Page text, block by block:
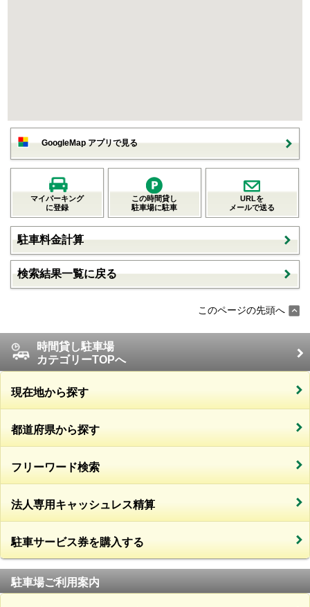
GoogleMap アプリで見る
マイパーキング
に登録
この時間貸し
駐車場に駐車
URLを
メールで送る
駐車料金計算
検索結果一覧に戻る
このページの先頭へ
時間貸し駐車場
カテゴリーTOPへ
現在地から探す
都道府県から探す
フリーワード検索
法人専用キャッシュレス精算
駐車サービス券を購入する
駐車場ご利用案内